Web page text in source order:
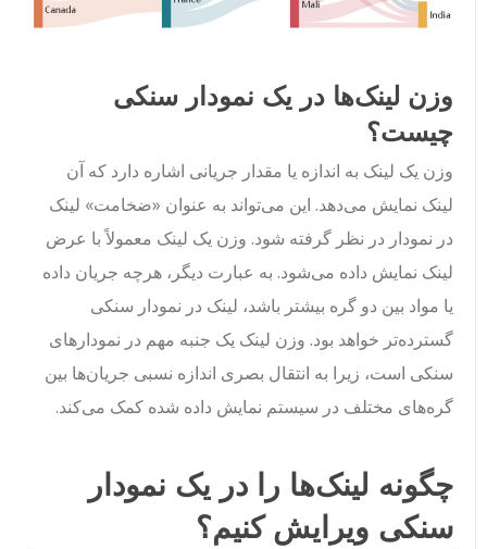
وزن لینک‌ها در یک نمودار سنکی
چیست؟
وزن یک لینک به اندازه یا مقدار جریانی اشاره دارد که آن
لینک نمایش می‌دهد. این می‌تواند به عنوان «ضخامت» لینک
در نمودار در نظر گرفته شود. وزن یک لینک معمولاً با عرض
لینک نمایش داده می‌شود. به عبارت دیگر، هرچه جریان داده
یا مواد بین دو گره بیشتر باشد، لینک در نمودار سنکی
گسترده‌تر خواهد بود. وزن لینک یک جنبه مهم در نمودارهای
سنکی است، زیرا به انتقال بصری اندازه نسبی جریان‌ها بین
گره‌های مختلف در سیستم نمایش داده شده کمک می‌کند.
چگونه لینک‌ها را در یک نمودار
سنکی ویرایش کنیم؟